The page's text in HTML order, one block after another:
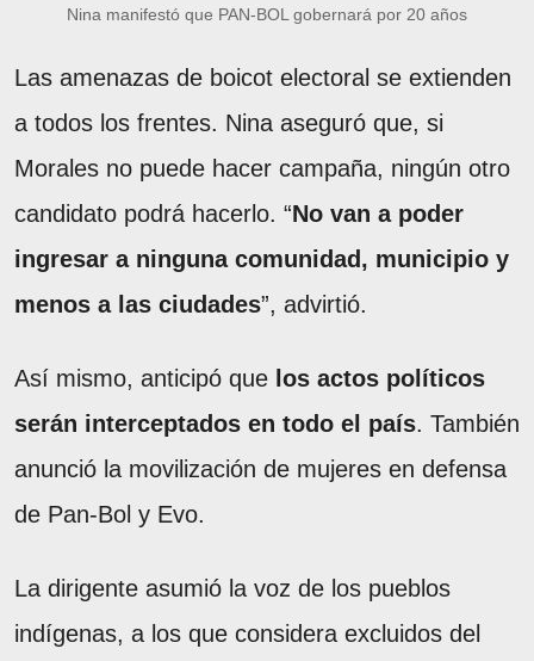
Nina manifestó que PAN-BOL gobernará por 20 años
Las amenazas de boicot electoral se extienden
a todos los frentes. Nina aseguró que, si
Morales no puede hacer campaña, ningún otro
candidato podrá hacerlo. “No van a poder
ingresar a ninguna comunidad, municipio y
menos a las ciudades”, advirtió.
Así mismo, anticipó que los actos políticos
serán interceptados en todo el país. También
anunció la movilización de mujeres en defensa
de Pan-Bol y Evo.
La dirigente asumió la voz de los pueblos
indígenas, a los que considera excluidos del